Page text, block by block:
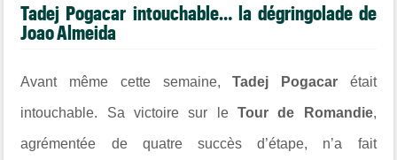
Tadej Pogacar intouchable… la dégringolade de
Joao Almeida
Avant même cette semaine,Tadej Pogacarétait
intouchable. Sa victoire sur le Tour de Romandie,
agrémentée de quatre succès d’étape, n’a fait